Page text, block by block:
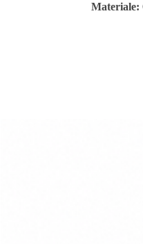
Materiale: